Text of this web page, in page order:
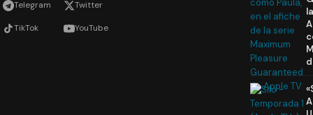
Telegram Twitter
TikTok YouTube